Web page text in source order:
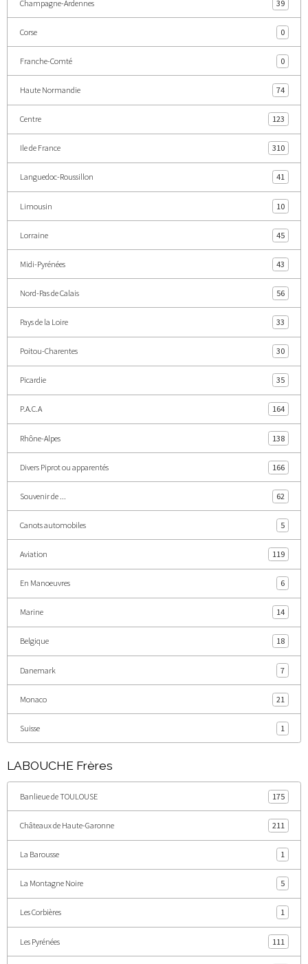
Champagne-Ardennes 39
Corse 0
Franche-Comté 0
Haute Normandie 74
Centre 123
Ile de France 310
Languedoc-Roussillon 41
Limousin 10
Lorraine 45
Midi-Pyrénées 43
Nord-Pas de Calais 56
Pays de la Loire 33
Poitou-Charentes 30
Picardie 35
P.A.C.A 164
Rhône-Alpes 138
Divers Piprot ou apparentés 166
Souvenir de ... 62
Canots automobiles 5
Aviation 119
En Manoeuvres 6
Marine 14
Belgique 18
Danemark 7
Monaco 21
Suisse 1
LABOUCHE Frères
Banlieue de TOULOUSE 175
Châteaux de Haute-Garonne 211
La Barousse 1
La Montagne Noire 5
Les Corbières 1
Les Pyrénées 111